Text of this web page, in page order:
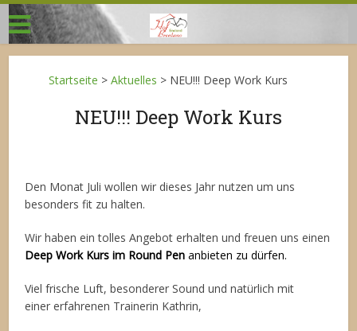
Startseite >Aktuelles > NEU!!! Deep Work Kurs
NEU!!! Deep Work Kurs
Den Monat Juli wollen wir dieses Jahr nutzen um uns
besonders fit zu halten.
Wir haben ein tolles Angebot erhalten und freuen uns einen
Deep Work Kurs im Round Pen anbieten zu dürfen.
Viel frische Luft, besonderer Sound und natürlich mit
einer erfahrenen Trainerin Kathrin,